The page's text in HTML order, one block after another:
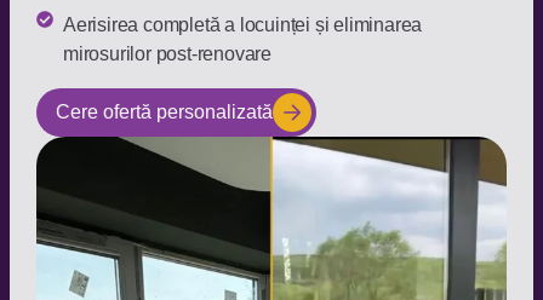
Aerisirea completă a locuinței și eliminarea
mirosurilor post-renovare
Cere ofertă personalizată